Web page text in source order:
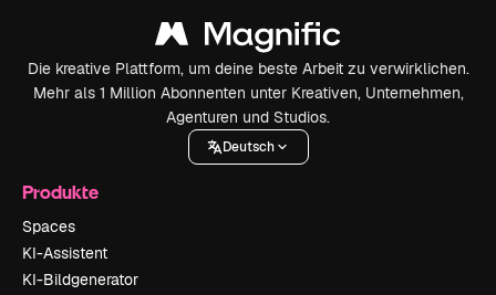
Die kreative Plattform, um deine beste Arbeit zu verwirklichen.
Mehr als 1 Million Abonnenten unter Kreativen, Unternehmen,
Agenturen und Studios.
Deutsch
Produkte
Spaces
KI-Assistent
KI-Bildgenerator